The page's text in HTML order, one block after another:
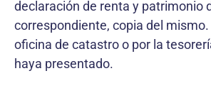
declaración de renta y patrimonio
correspondiente, copia del mismo.
oficina de catastro o por la
haya presentado.